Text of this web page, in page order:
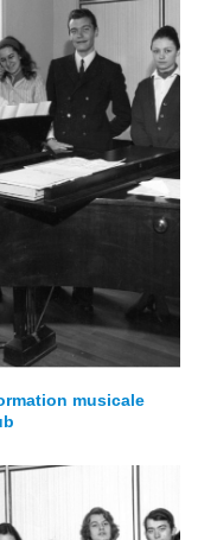
musicale